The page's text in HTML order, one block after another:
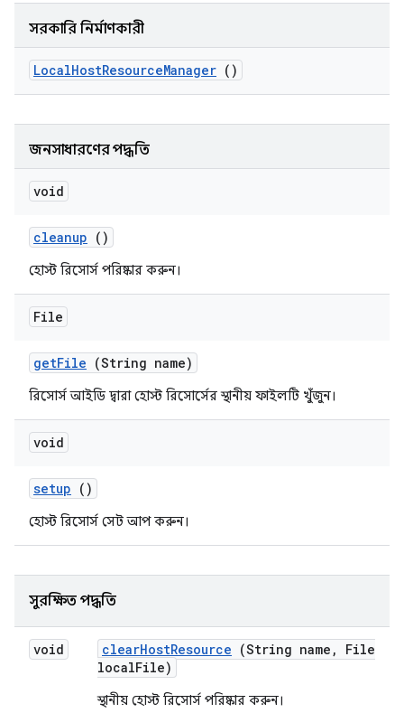
সরকারি নির্মাণকারী
LocalHostResourceManager ()
জনসাধারণের পদ্ধতি
void
cleanup ()
হোস্ট রিসোর্স পরিষ্কার করুন।
File
getFile (String name)
রিসোর্স আইডি দ্বারা হোস্ট রিসোর্সের স্থানীয় ফাইলটি খুঁজুন।
void
setup ()
হোস্ট রিসোর্স সেট আপ করুন।
সুরক্ষিত পদ্ধতি
void clearHostResource (String name ,
File
localFile)
স্থানীয় হোস্ট রিসোর্স পরিষ্কার করুন।